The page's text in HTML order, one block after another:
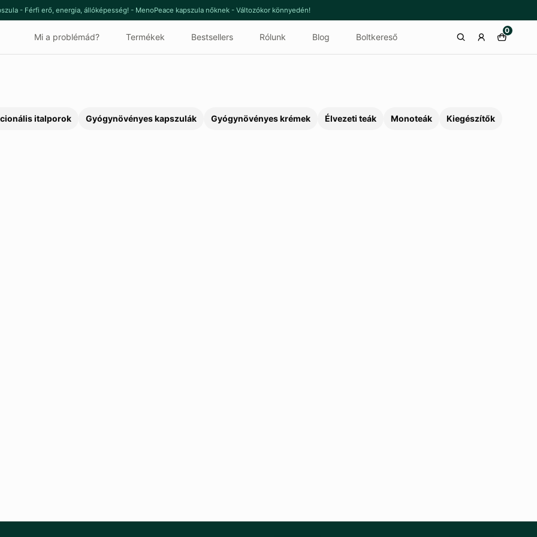
- Férfi erő, energia, állóképesség! - MenoPeace kapszula nőknek - Változókor könnyedén!
Mi a problémád? Termékek Bestsellers Rólunk Blog Boltkereső
0
italporok Gyógynövényes kapszulák Gyógynövényes krémek Élvezeti teák Monoteák Kiegészítők